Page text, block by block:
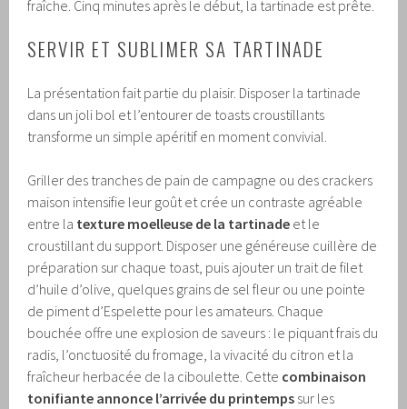
fraîche. Cinq minutes après le début, la tartinade est prête.
SERVIR ET SUBLIMER SA TARTINADE
La présentation fait partie du plaisir. Disposer la tartinade
dans un joli bol et l’entourer de toasts croustillants
transforme un simple apéritif en moment convivial.
Griller des tranches de pain de campagne ou des crackers
maison intensifie leur goût et crée un contraste agréable
entre la texture moelleuse de la tartinade et le
croustillant du support. Disposer une généreuse cuillère de
préparation sur chaque toast, puis ajouter un trait de filet
d’huile d’olive, quelques grains de sel fleur ou une pointe
de piment d’Espelette pour les amateurs. Chaque
bouchée offre une explosion de saveurs : le piquant frais du
radis, l’onctuosité du fromage, la vivacité du citron et la
fraîcheur herbacée de la ciboulette. Cette combinaison
tonifiante annonce l’arrivée du printemps sur les